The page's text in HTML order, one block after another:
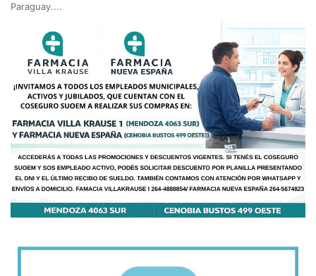
Paraguay....